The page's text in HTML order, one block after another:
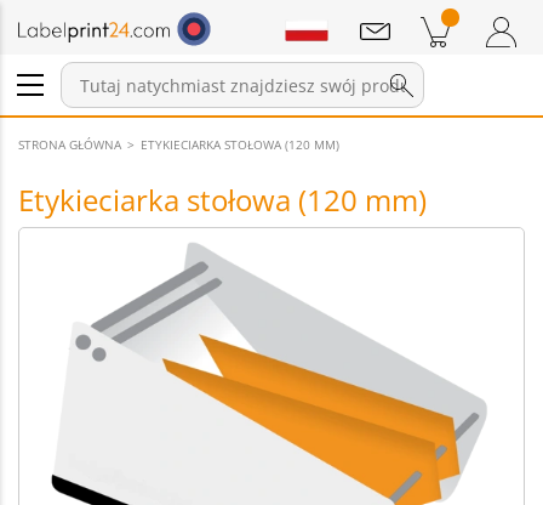
Zaloguj się / Zarejestruj
Pozycji w koszyku
Wiadomości
STRONA GŁÓWNA ETYKIECIARKA STOŁOWA (120 MM)
Etykieciarka stołowa (120 mm)